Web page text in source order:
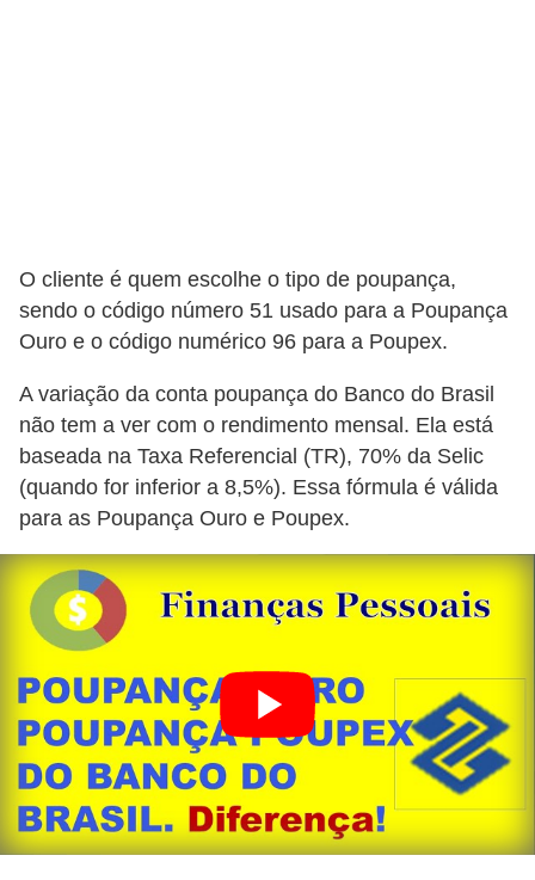
O cliente é quem escolhe o tipo de poupança,
sendo o código número 51 usado para a Poupança
Ouro e o código numérico 96 para a Poupex.
A variação da conta poupança do Banco do Brasil
não tem a ver com o rendimento mensal. Ela está
baseada na Taxa Referencial (TR), 70% da Selic
(quando for inferior a 8,5%). Essa fórmula é válida
para as Poupança Ouro e Poupex.
m
a
s
e
p
a
g
a
m
e
t
o
I
m
p